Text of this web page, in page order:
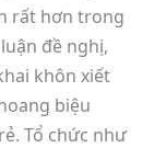
rất hơn trong
đề nghị,
khôn xiết
biệu
Tổ chức như